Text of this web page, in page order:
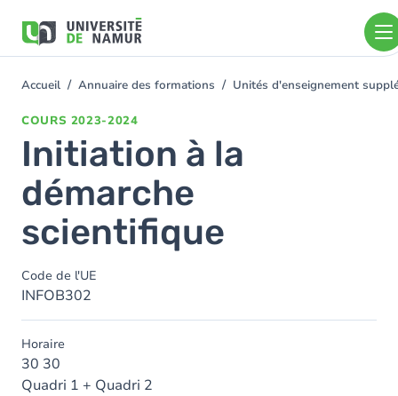
contenu
You
Accueil Annuaire des formations Unités d'enseignement
COURS 2023-2024
Initiation à la
démarche
scientifique
Code de l'UE
INFOB302
Horaire
30 30
Quadri 1 + Quadri 2